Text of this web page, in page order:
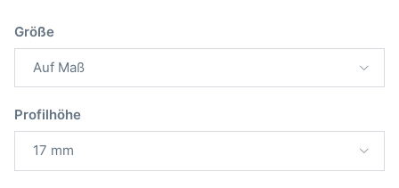
Größe
Auf Maß
Profilhöhe
17 mm